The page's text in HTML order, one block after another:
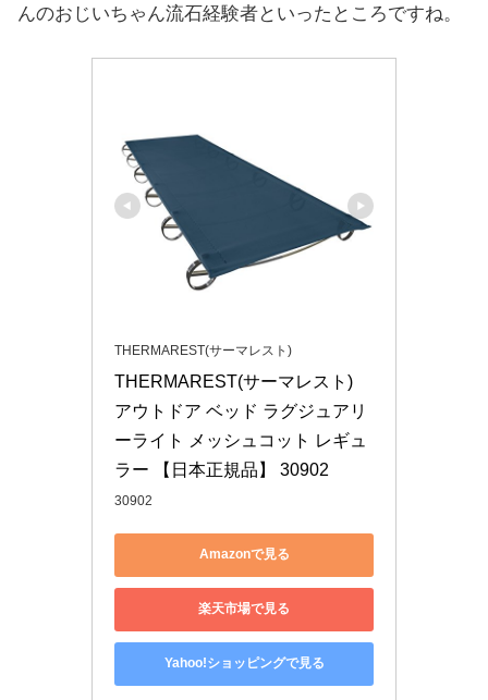
んのおじいちゃん流石経験者といったところですね。
THERMAREST(サーマレスト)
THERMAREST(サーマレスト)
アウトドア ベッド ラグジュアリ
ーライト メッシュコット レギュ
ラー 【日本正規品】 30902
30902
Amazonで見る
楽天市場で見る
Yahoo!ショッピングで見る